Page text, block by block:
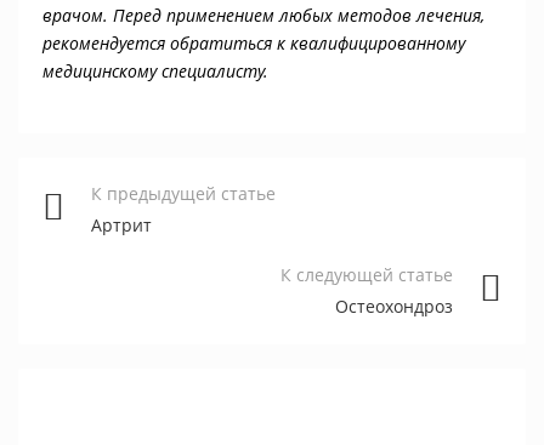
врачом. Перед применением любых методов лечения,
рекомендуется обратиться к квалифицированному
медицинскому специалисту.
К предыдущей статье
Артрит
К следующей статье
Остеохондроз